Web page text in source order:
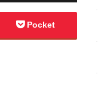
Pocket